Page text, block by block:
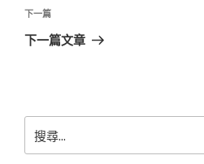
覽
文
章
下
一
下一篇
下一篇文章
尋